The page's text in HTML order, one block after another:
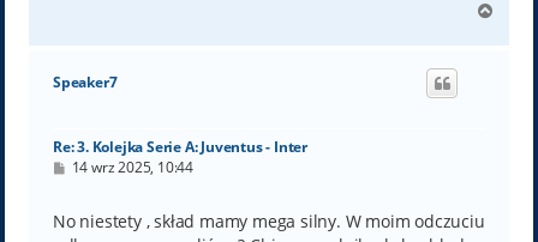
g
Speaker7
Re: 3. Kolejka Serie A: Juventus - Inter
P
t
14 wrz 2025, 10:44
No niestety , skład mamy mega silny. W moim odczuciu